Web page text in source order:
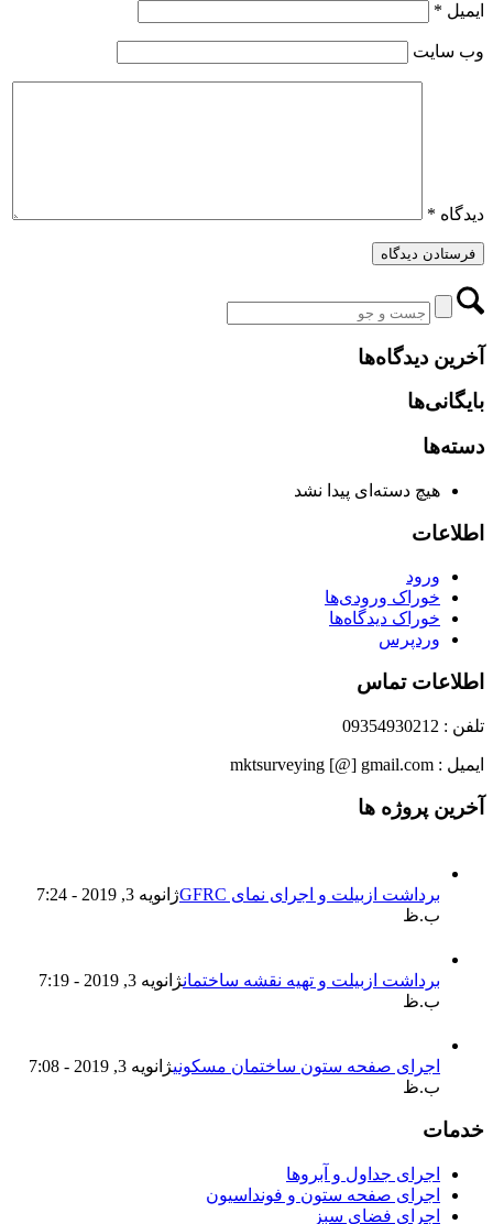
ایمیل *
وب‌ سایت
دیدگاه *
آخرین دیدگاه‌ها
بایگانی‌ها
دسته‌ها
هیچ دسته‌ای پیدا نشد
اطلاعات
ورود
خوراک ورودی‌ها
خوراک دیدگاه‌ها
وردپرس
اطلاعات تماس
تلفن : 09354930212
ایمیل : mktsurveying [@] gmail.com
آخرین پروژه ها
برداشت ازبیلت و اجرای نمای GFRC
ژانویه 3, 2019 - 7:24
ب.ظ
برداشت ازبیلت و تهیه نقشه ساختمان
ژانویه 3, 2019 - 7:19
ب.ظ
اجرای صفحه ستون ساختمان مسکونی
ژانویه 3, 2019 - 7:08
ب.ظ
خدمات
اجرای جداول و آبروها
اجرای صفحه ستون و فونداسیون
اجرای فضای سبز